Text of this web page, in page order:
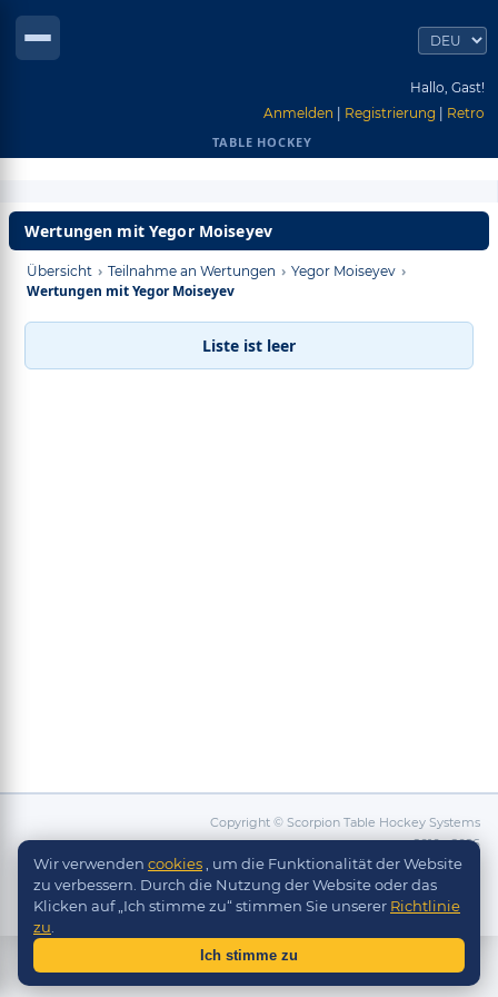
Hallo, Gast!
Anmelden
Registrierung
Retro
TABLE HOCKEY
Wertungen mit Yegor Moiseyev
Übersicht › Teilnahme an Wertungen › Yegor Moiseyev ›
Wertungen mit Yegor Moiseyev
Liste ist leer
Copyright © Scorpion Table Hockey Systems
2010 - 2026
Разработка сайта -Site in TOP
Wir verwenden cookies , um die Funktionalität der Website
zu verbessern. Durch die Nutzung der Website oder das
Klicken auf „Ich stimme zu“ stimmen Sie unserer Richtlinie
zu
Ich stimme zu